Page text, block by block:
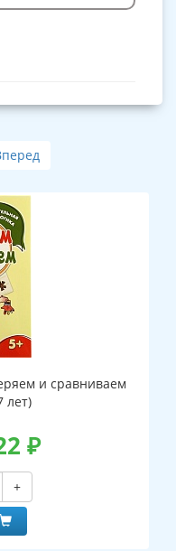
и сравниваем
лет)
₽
+